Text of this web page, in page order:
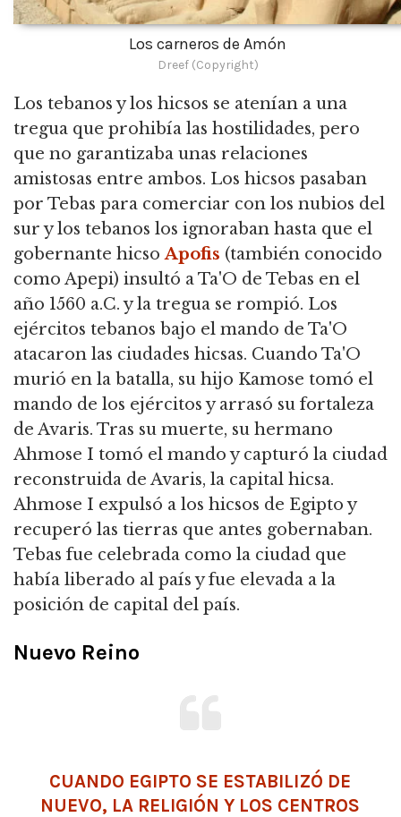
Los carneros de Amón
Dreef (Copyright)
Los tebanos y los hicsos se atenían a una
tregua que prohibía las hostilidades, pero
que no garantizaba unas relaciones
amistosas entre ambos. Los hicsos pasaban
por Tebas para comerciar con los nubios del
sur y los tebanos los ignoraban hasta que el
gobernante hicsoApofis (también conocido
como Apepi) insultó a Ta'O de Tebas en el
año 1560 a.C. y la tregua se rompió. Los
ejércitos tebanos bajo el mando de Ta'O
atacaron las ciudades hicsas. Cuando Ta'O
murió en la batalla, su hijo Kamose tomó el
mando de los ejércitos y arrasó su fortaleza
de Avaris. Tras su muerte, su hermano
Ahmose I tomó el mando y capturó la ciudad
reconstruida de Avaris, la capital hicsa.
Ahmose I expulsó a los hicsos de Egipto y
recuperó las tierras que antes gobernaban.
Tebas fue celebrada como la ciudad que
había liberado al país y fue elevada a la
posición de capital del país.
Nuevo Reino
CUANDO EGIPTO SE ESTABILIZÓ DE
NUEVO, LA RELIGIÓN Y LOS CENTROS